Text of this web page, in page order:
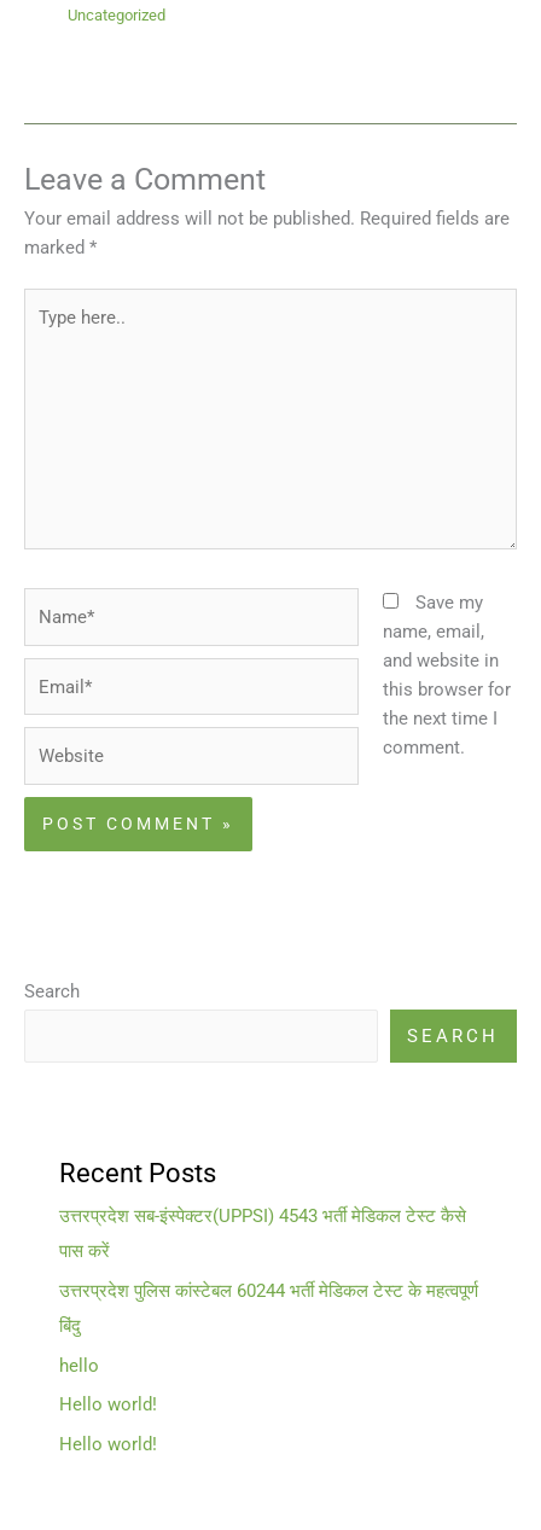
Uncategorized
Leave a Comment
Your email address will not be published. Required fields are
marked *
here..
Save my
name, email,
and website in
this browser for
the next time I
comment.
Search
SEARCH
Recent Posts
उत्तरप्रदेश सब-इंस्पेक्टर(UPPSI) 4543 भर्ती मेडिकल टेस्ट कैसे
पास करें
उत्तरप्रदेश पुलिस कांस्टेबल 60244 भर्ती मेडिकल टेस्ट के महत्वपूर्ण
बिंदु
hello
Hello world!
Hello world!